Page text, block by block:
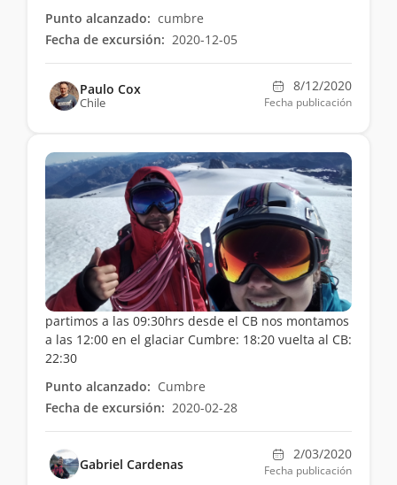
Punto alcanzado: cumbre
Fecha de excursión: 2020-12-05
Paulo Cox
Chile
8/12/2020
Fecha publicación
partimos a las 09:30hrs desde el CB nos montamos
a las 12:00 en el glaciar Cumbre: 18:20 vuelta al CB:
22:30
Punto alcanzado: Cumbre
Fecha de excursión: 2020-02-28
Gabriel Cardenas
2/03/2020
Fecha publicación